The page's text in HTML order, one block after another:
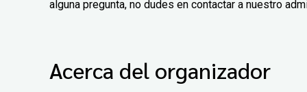
alguna pregunta, no dudes en contactar a nuestro
Acerca del organizador